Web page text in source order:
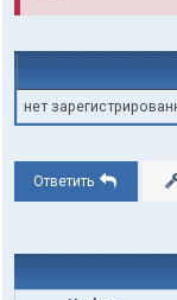
нет
Ответить